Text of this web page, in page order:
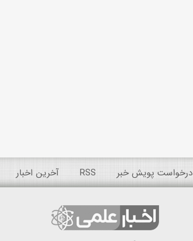
درخواست پویش خبر RSS آخرین اخبار